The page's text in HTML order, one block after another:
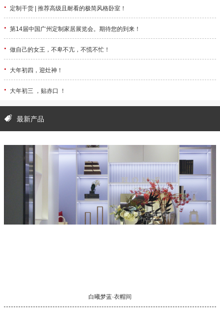
· 定制干货 | 推荐高级且耐看的极简风格卧室！
· 第14届中国广州定制家居展览会。期待您的到来！
· 做自己的女王，不卑不亢，不慌不忙！
· 大年初四，迎灶神！
· 大年初三 ，贴赤口 ！
最新产品
白曦梦蓝·衣帽间